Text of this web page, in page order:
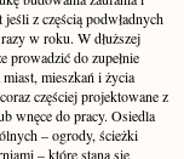
z częścią podwładnych
w roku. W dłuższej
prowadzić do zupełnie
mieszkań i życia
częściej projektowane z
wnęce do pracy. Osiedla
– ogrody, ścieżki
– które staną się